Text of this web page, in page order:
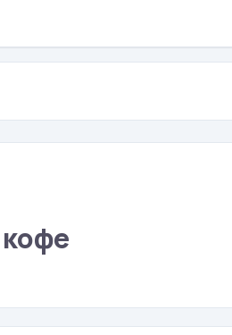
кофе